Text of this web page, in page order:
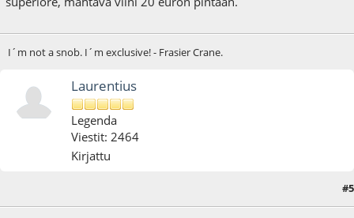
I´m not a snob. I´m exclusive! - Frasier Crane.
Laurentius
Legenda
Viestit: 2464
Kirjattu
#5